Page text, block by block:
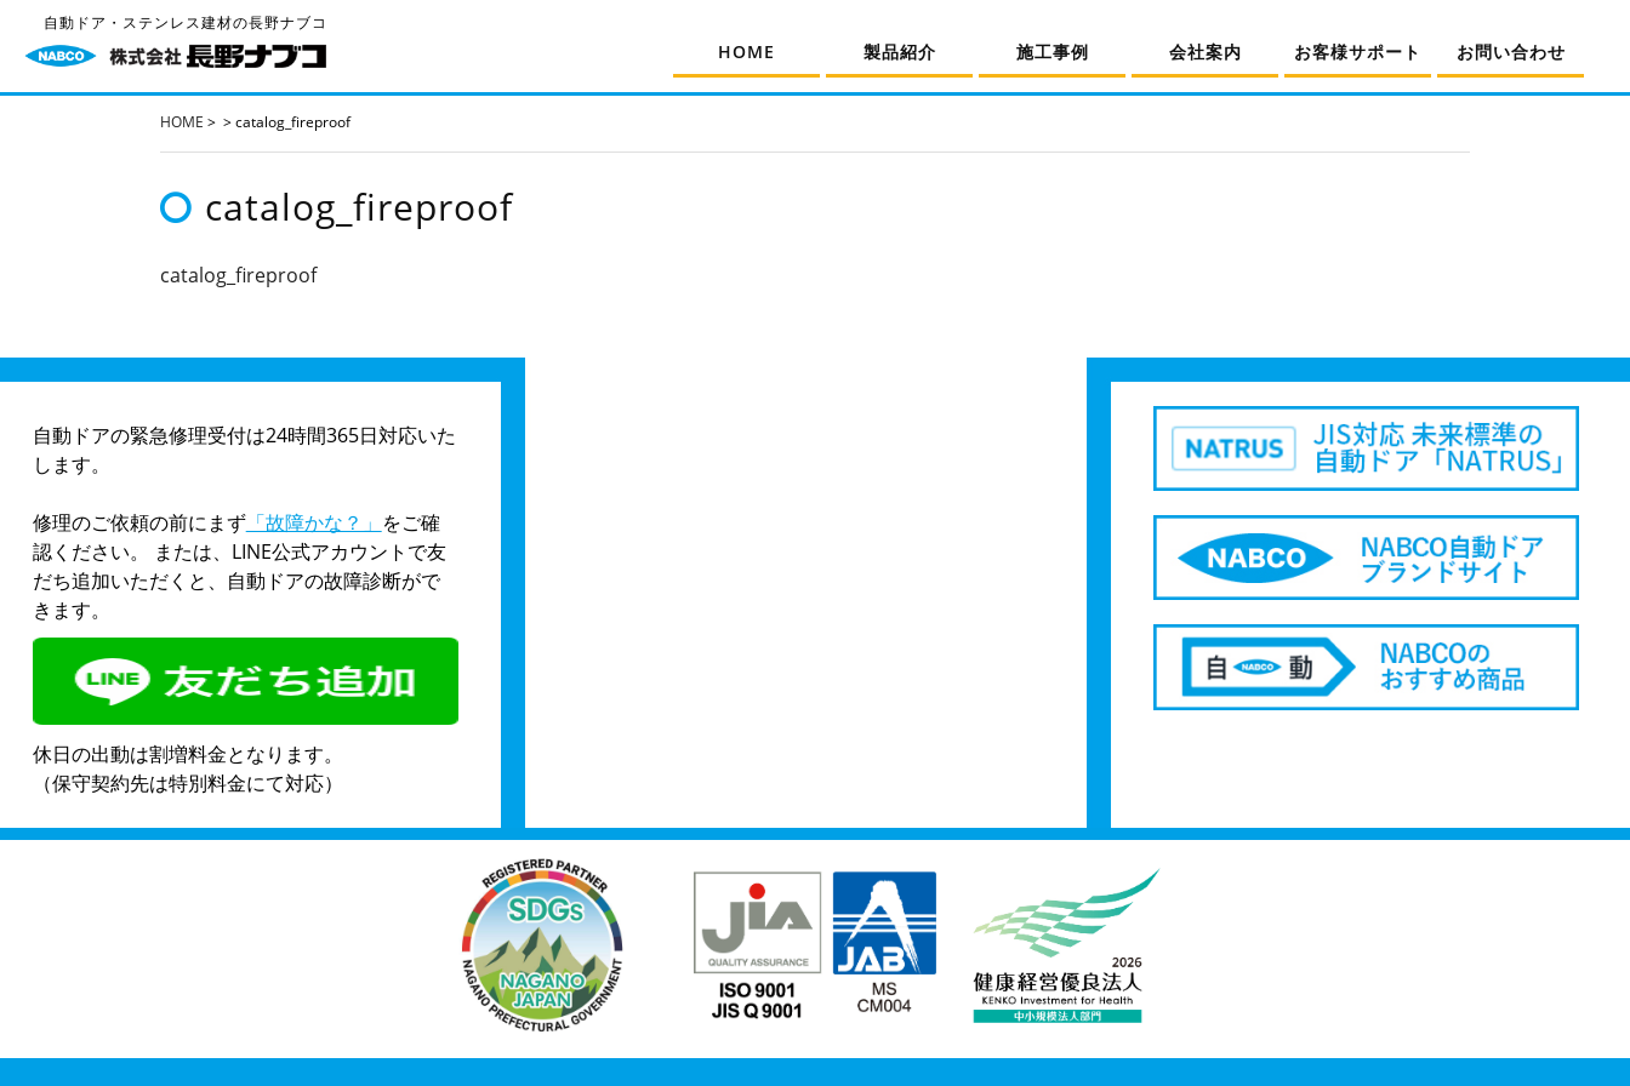
自動ドア・ステンレス建材の長野ナブコ
HOME 製品紹介 施工事例 会社案内 お客様サポート お問い合わせ
HOME > >catalog_fireproof
catalog_fireproof
catalog_fireproof
自動ドアの緊急修理受付は24時間365日対応いた
します。
修理のご依頼の前にまず「故障かな？」 をご確
認ください。 または、LINE公式アカウントで友
だち追加いただくと、自動ドアの故障診断がで
きます。
休日の出動は割増料金となります。
（保守契約先は特別料金にて対応）